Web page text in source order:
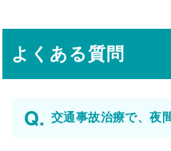
よくある質問
交通事故治療で、夜